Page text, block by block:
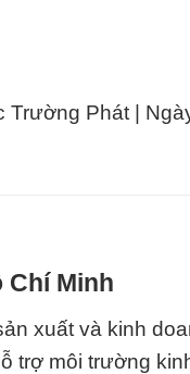
Trường Phát |
Chí Minh
xuất và kinh
trợ môi trường